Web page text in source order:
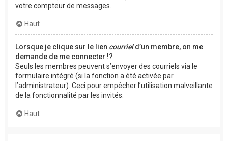
votre compteur de messages.
Haut
Lorsque je clique sur le lien courrield’un membre, on me
demande de me connecter !?
Seuls les membres peuvent s’envoyer des courriels via le
formulaire intégré (si la fonction a été activée par
l’administrateur). Ceci pour empêcher l’utilisation malveillante
de la fonctionnalité par les invités.
Haut